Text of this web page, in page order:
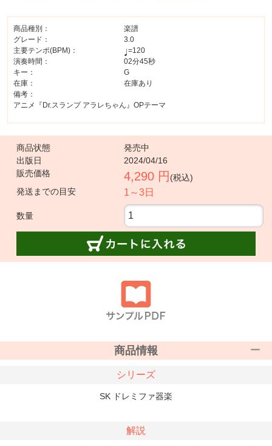
商品種別：
楽譜
グレード：
3.0
主要テンポ(BPM)：
=120
演奏時間：
02分45秒
キー：
G
在庫：
在庫あり
備考：
アニメ『Dr.スランプ アラレちゃん』OPテーマ
商品状態
発売中
出版日
2024/04/16
販売価格
4,290 円 (税込)
発送までの目安
1～3日
数量
商品情報
シリーズ
SK ドレミファ器楽
解説